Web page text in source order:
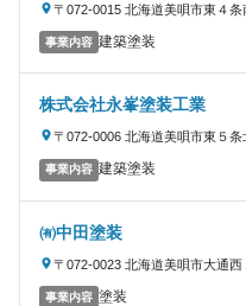
〒072-0015 北海道美唄市東４条
事業内容 建築塗装
株式会社永峯塗装工業
〒072-0006 北海道美唄市東５条
事業内容 建築塗装
㈲中田塗装
〒072-0023 北海道美唄市大通西
事業内容 塗装